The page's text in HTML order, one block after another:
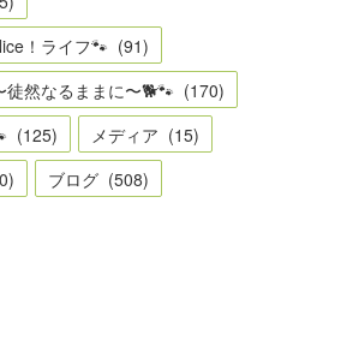
！ライフ🐾 (91)
徒然なるままに〜🐕🐾 (170)
(125) メディア (15)
) ブログ (508)